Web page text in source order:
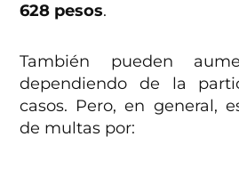
628 pesos.
También pueden
dependiendo de la
casos. Pero, en general,
de multas por: